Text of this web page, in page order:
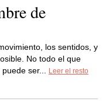
de
los sentidos, y
No todo el que
ser...
Leer el resto